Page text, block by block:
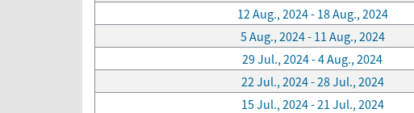
12 Aug., 2024 - 18 Aug., 2024
5 Aug., 2024 - 11 Aug., 2024
29 Jul., 2024 - 4 Aug., 2024
22 Jul., 2024 - 28 Jul., 2024
15 Jul., 2024 - 21 Jul., 2024